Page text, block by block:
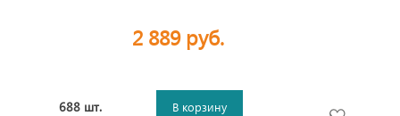
2 889 руб.
688 шт. В корзину